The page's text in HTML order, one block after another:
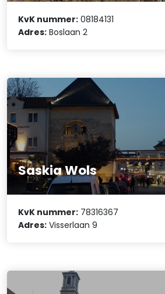
KvK nummer: 08184131
Adres: Boslaan 2
Saskia Wols
KvK nummer: 78316367
Adres: Visserlaan 9